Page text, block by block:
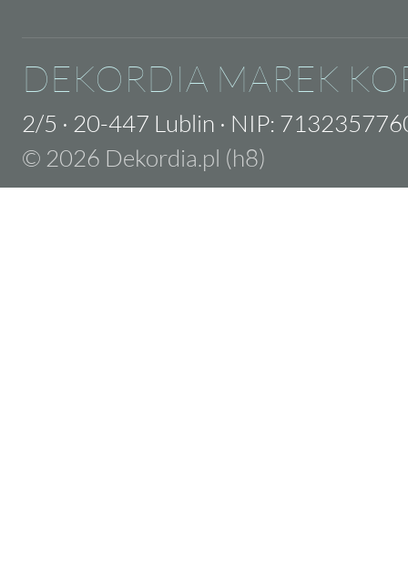
DEKORDIA MAREK
2/5 · 20-447 Lublin · NIP:
© 2026 Dekordia.pl (h8)